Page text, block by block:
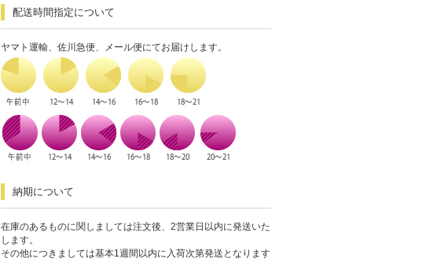
配送時間指定について
ヤマト運輸、佐川急便、メール便にてお届けします。
納期について
在庫のあるものに関しましては注文後、2営業日以内に発送いた
します。
その他につきましては基本1週間以内に入荷次第発送となります